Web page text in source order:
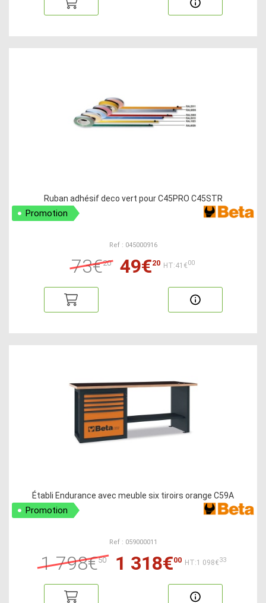
Ruban adhésif deco vert pour C45PRO C45STR
Promotion
Ref : 045000916
73€20 49€20 HT:41€00
Établi Endurance avec meuble six tiroirs orange C59A
Promotion
Ref : 059000011
1 798€50 1 318€00 HT:1 098€33